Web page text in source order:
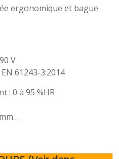
ergonomique et bague
V
61243-3:2014
: 0 à 95 %HR
+50 °C